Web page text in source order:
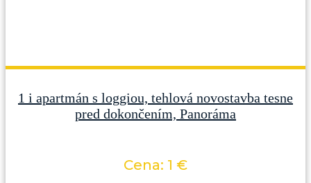
1 i apartmán s loggiou, tehlová novostavba tesne
pred dokončením, Panoráma
Cena: 1 €